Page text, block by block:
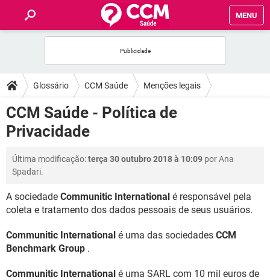
MENU
FÓRUM
SAÚDE
FAMÍLIA
NUTRIÇÃO
BEM-ESTAR
SEXUALIDADE
Glossário CCM Saúde Menções legais
CCM Saúde - Política de
Privacidade
Última modificação:terça 30 outubro 2018 à 10:09 por Ana
Spadari.
A sociedade Communitic International é responsável pela
coleta e tratamento dos dados pessoais de seus usuários.
Communitic International é uma das sociedades CCM
Benchmark Group .
Communitic International é uma SARL com 10 mil euros de